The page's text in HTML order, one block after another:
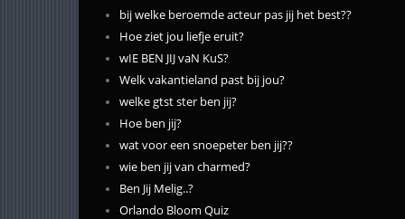
bij welke beroemde acteur pas jij het best??
Hoe ziet jou liefje eruit?
wIE BEN JIJ vaN KuS?
Welk vakantieland past bij jou?
welke gtst ster ben jij?
Hoe ben jij?
wat voor een snoepeter ben jij??
wie ben jij van charmed?
Ben Jij Melig..?
Orlando Bloom Quiz